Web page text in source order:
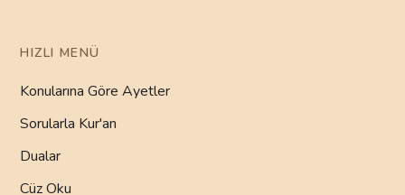
HIZLI MENÜ
Konularına Göre Ayetler
Sorularla Kur'an
Dualar
Cüz Oku